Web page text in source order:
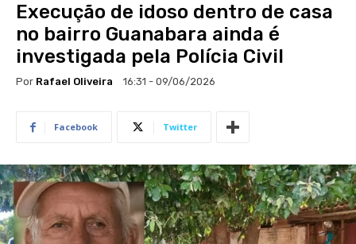
Execução de idoso dentro de casa
no bairro Guanabara ainda é
investigada pela Polícia Civil
Por Rafael Oliveira 16:31 - 09/06/2026
Facebook Twitter